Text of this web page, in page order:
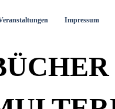
überspringenImpressum